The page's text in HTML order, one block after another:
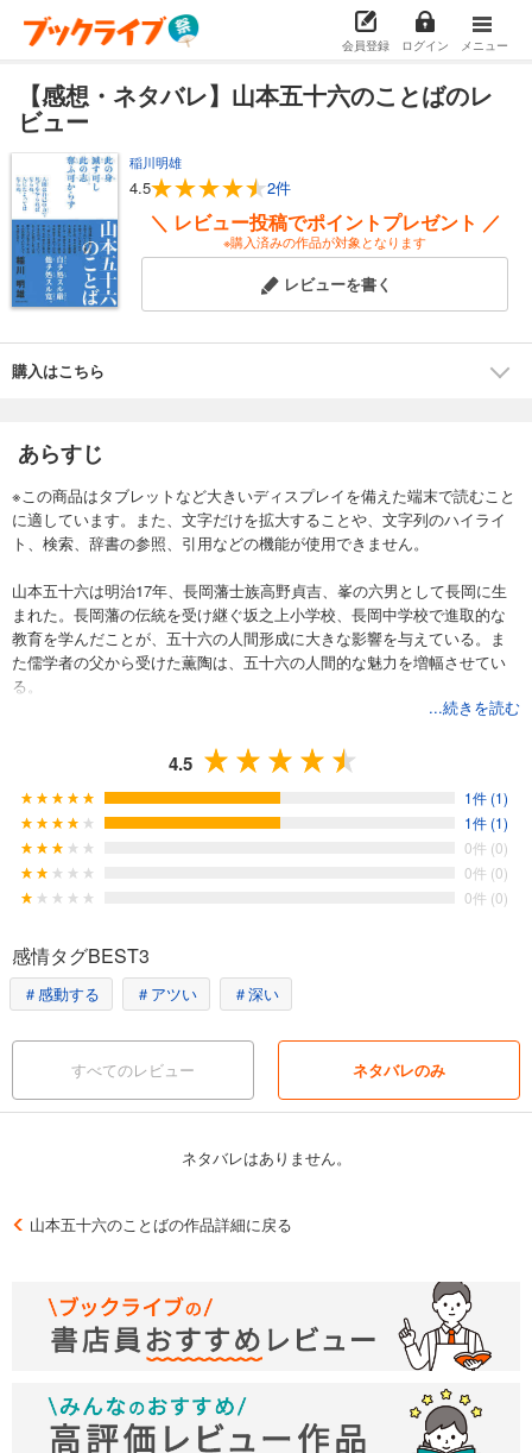
会員登録 ログイン メニュー
【感想・ネタバレ】山本五十六のことばのレ
ビュー
稲川明雄
4.5 2件
＼ レビュー投稿でポイントプレゼント ／
※購入済みの作品が対象となります
レビューを書く
購入はこちら
あらすじ
※この商品はタブレットなど大きいディスプレイを備えた端末で読むこと
に適しています。また、文字だけを拡大することや、文字列のハイライ
ト、検索、辞書の参照、引用などの機能が使用できません。
山本五十六は明治17年、長岡藩士族高野貞吉、峯の六男として長岡に生
まれた。長岡藩の伝統を受け継ぐ坂之上小学校、長岡中学校で進取的な
教育を学んだことが、五十六の人間形成に大きな影響を与えている。ま
た儒学者の父から受けた薫陶は、五十六の人間的な魅力を増幅させてい
る。
...続きを読む
4.5
1件 (1)
1件 (1)
0件 (0)
0件 (0)
0件 (0)
感情タグBEST3
＃感動する ＃アツい ＃深い
すべてのレビュー ネタバレのみ
ネタバレはありません。
山本五十六のことばの作品詳細に戻る